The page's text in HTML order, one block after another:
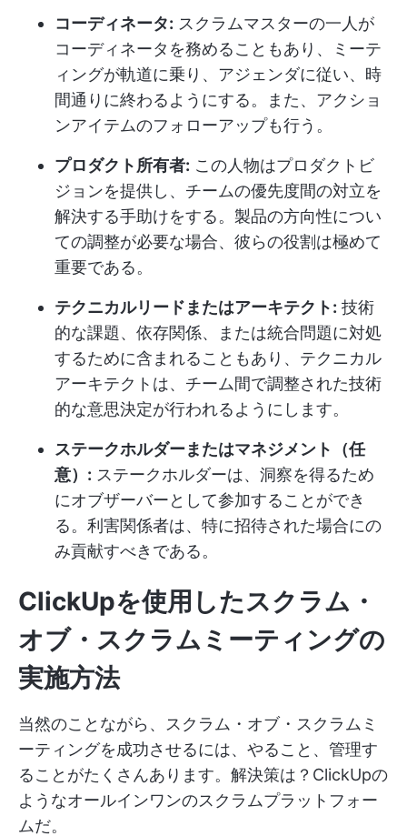
コーディネータ: スクラムマスターの一人が
コーディネータを務めることもあり、ミーテ
ィングが軌道に乗り、アジェンダに従い、時
間通りに終わるようにする。また、アクショ
ンアイテムのフォローアップも行う。
プロダクト所有者: この人物はプロダクトビ
ジョンを提供し、チームの優先度間の対立を
解決する手助けをする。製品の方向性につい
ての調整が必要な場合、彼らの役割は極めて
重要である。
テクニカルリードまたはアーキテクト: 技術
的な課題、依存関係、または統合問題に対処
するために含まれることもあり、テクニカル
アーキテクトは、チーム間で調整された技術
的な意思決定が行われるようにします。
ステークホルダーまたはマネジメント（任
意）: ステークホルダーは、洞察を得るため
にオブザーバーとして参加することができ
る。利害関係者は、特に招待された場合にの
み貢献すべきである。
ClickUpを使用したスクラム・
オブ・スクラムミーティングの
実施方法
当然のことながら、スクラム・オブ・スクラムミ
ーティングを成功させるには、やること、管理す
ることがたくさんあります。解決策は？ClickUpの
ようなオールインワンのスクラムプラットフォー
ムだ。